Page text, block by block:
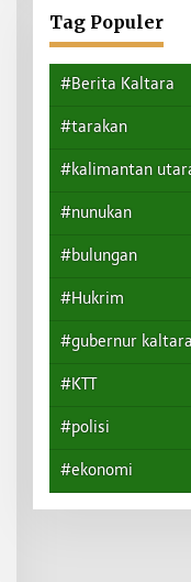
Tag Populer
#Berita Kaltara
#tarakan
#kalimantan
#nunukan
#bulungan
#Hukrim
#gubernur kaltara
#KTT
#polisi
#ekonomi